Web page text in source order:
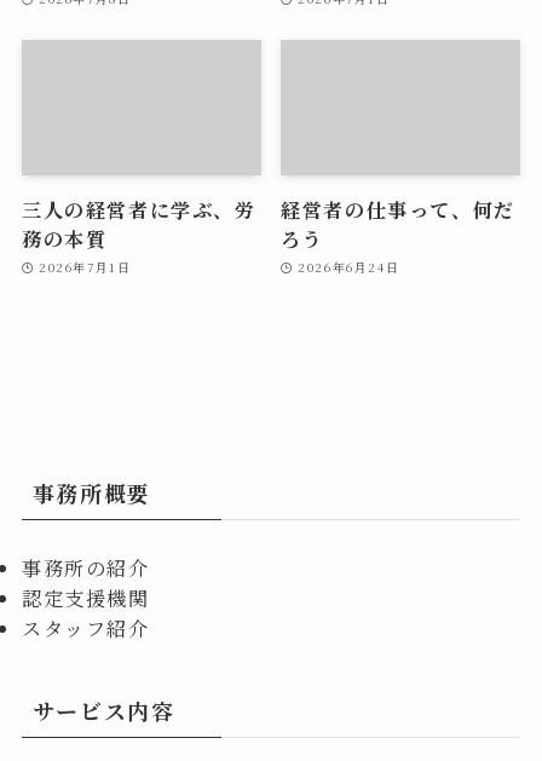
三人の経営者に学ぶ、労
務の本質
2026年7月1日
経営者の仕事って、何だ
ろう
2026年6月24日
事務所概要
事務所の紹介
認定支援機関
スタッフ紹介
サービス内容